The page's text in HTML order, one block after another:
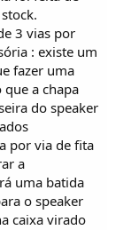
3 vias por
: existe um
fazer uma
a chapa
do speaker
por via de fita
a
uma batida
o speaker
caixa virado